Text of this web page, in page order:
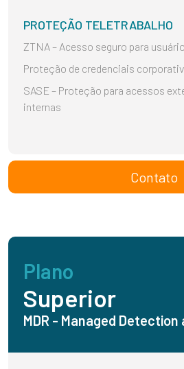
PROTEÇÃO TELETRABALHO
ZTNA – Acesso seguro para
Proteção de credenciais
SASE – Proteção para acessos
internas
Contato
Plano
Superior
MDR - Managed Detection